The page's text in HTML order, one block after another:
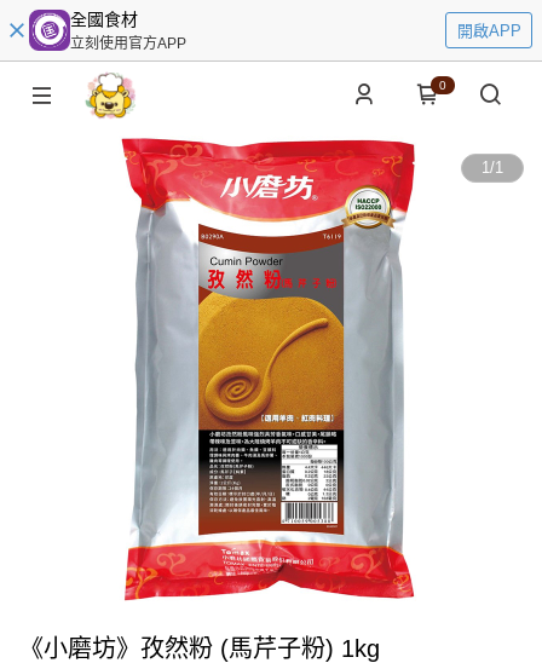
全國食材
立刻使用官方APP
開啟APP
0
1/1
《小磨坊》孜然粉 (馬芹子粉) 1kg